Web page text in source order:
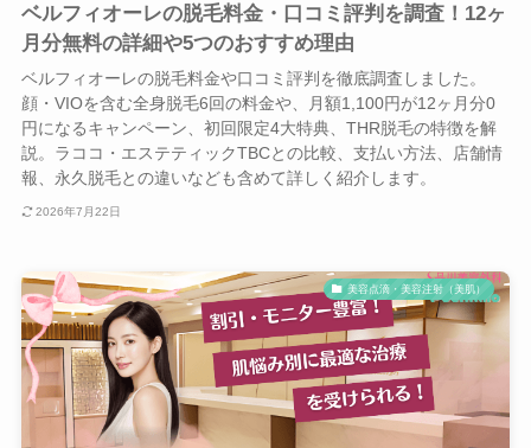
ベルフィオーレの脱毛料金・口コミ評判を調査！12ヶ
月分無料の詳細や5つのおすすめ理由
ベルフィオーレの脱毛料金や口コミ評判を徹底調査しました。
顔・VIOを含む全身脱毛6回の料金や、月額1,100円が12ヶ月分0
円になるキャンペーン、初回限定4大特典、THR脱毛の特徴を解
説。ラココ・エステティックTBCとの比較、支払い方法、店舗情
報、永久脱毛との違いなども含めて詳しく紹介します。
2026年7月22日
美容点滴・美容注射（美肌）